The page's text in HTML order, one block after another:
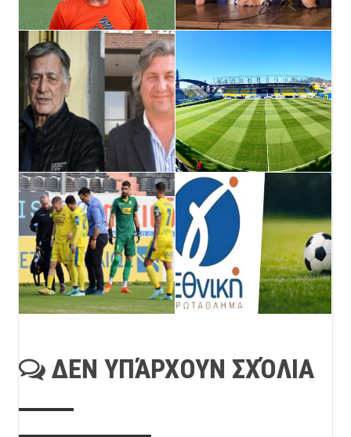
ΔΕΝ ΥΠΆΡΧΟΥΝ ΣΧΌΛΙΑ